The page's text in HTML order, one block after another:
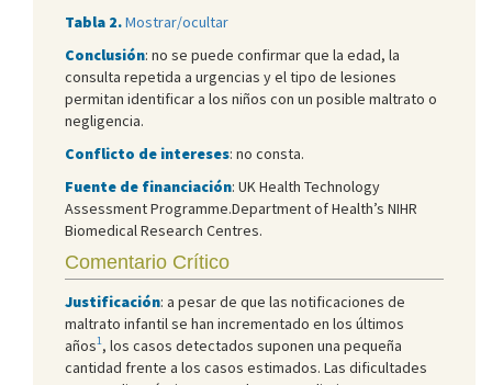
Tabla 2.Mostrar/ocultar
Conclusión: no se puede confirmar que la edad, la
consulta repetida a urgencias y el tipo de lesiones
permitan identificar a los niños con un posible maltrato o
negligencia.
Conflicto de intereses: no consta.
Fuente de financiación: UK Health Technology
Assessment Programme.Department of Health’s NIHR
Biomedical Research Centres.
Comentario Crítico
Justificación: a pesar de que las notificaciones de
maltrato infantil se han incrementado en los últimos
años1, los casos detectados suponen una pequeña
cantidad frente a los casos estimados. Las dificultades